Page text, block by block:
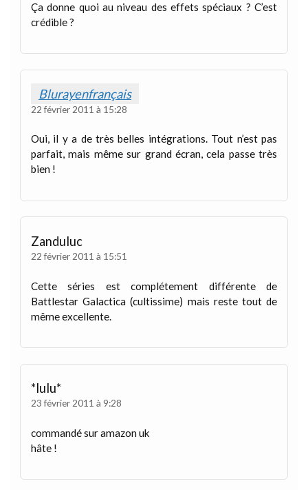
Ça donne quoi au niveau des effets spéciaux ? C’est
crédible ?
Blurayenfrançais
22 février 2011 à 15:28
Oui, il y a de très belles intégrations. Tout n’est pas
parfait, mais même sur grand écran, cela passe très
bien !
Zanduluc
22 février 2011 à 15:51
Cette séries est complétement différente de
Battlestar Galactica (cultissime) mais reste tout de
même excellente.
*lulu*
23 février 2011 à 9:28
commandé sur amazon uk
hâte !